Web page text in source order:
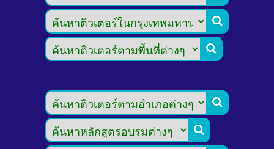



